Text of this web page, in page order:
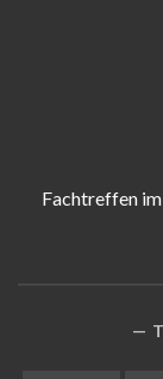
Fachtreffen